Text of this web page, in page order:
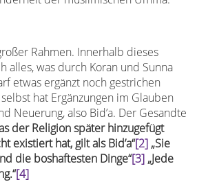
Rahmen. Innerhalb dieses
alles, was durch Koran und Sunna
etwas ergänzt noch gestrichen
hat Ergänzungen im Glauben
Neuerung, also Bid’a. Der Gesandte
der Religion später hinzugefügt
existiert hat, gilt als Bid’a“[2] „Sie
die boshaftesten Dinge“[3] „Jede
[4]